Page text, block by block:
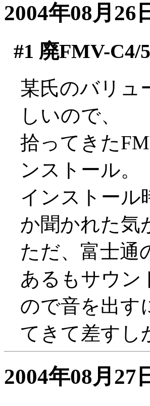
2004年08月26
#1 廃FMV-C4/
某氏のバリュ
しいので、
拾ってきた
ンストール。
インストール
か聞かれた気
ただ、富士通
あるもサウン
ので音を出す
てきて差す
2004年08月27